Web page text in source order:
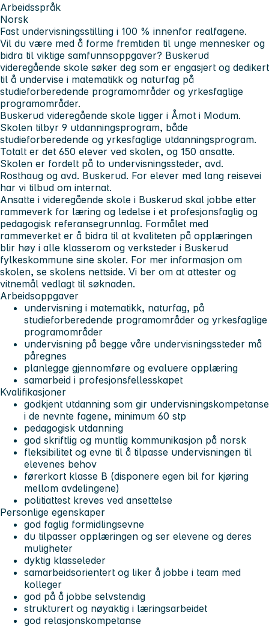
Arbeidsspråk
Norsk
Fast undervisningsstilling i 100 % innenfor realfagene.
Vil du være med å forme fremtiden til unge mennesker og
bidra til viktige samfunnsoppgaver? Buskerud
videregående skole søker deg som er engasjert og dedikert
til å undervise i matematikk og naturfag på
studieforberedende programområder og yrkesfaglige
programområder.
Buskerud videregående skole ligger i Åmot i Modum.
Skolen tilbyr 9 utdanningsprogram, både
studieforberedende og yrkesfaglige utdanningsprogram.
Totalt er det 650 elever ved skolen, og 150 ansatte.
Skolen er fordelt på to undervisningssteder, avd.
Rosthaug og avd. Buskerud. For elever med lang reisevei
har vi tilbud om internat.
Ansatte i videregående skole i Buskerud skal jobbe etter
rammeverk for læring og ledelse i et profesjonsfaglig og
pedagogisk referansegrunnlag. Formålet med
rammeverket er å bidra til at kvaliteten på opplæringen
blir høy i alle klasserom og verksteder i Buskerud
fylkeskommune sine skoler. For mer informasjon om
skolen, se skolens nettside. Vi ber om at attester og
vitnemål vedlagt til søknaden.
Arbeidsoppgaver
undervisning i matematikk, naturfag, på
studieforberedende programområder og yrkesfaglige
programområder
undervisning på begge våre undervisningssteder må
påregnes
planlegge gjennomføre og evaluere opplæring
samarbeid i profesjonsfellesskapet
Kvalifikasjoner
godkjent utdanning som gir undervisningskompetanse
i de nevnte fagene, minimum 60 stp
pedagogisk utdanning
god skriftlig og muntlig kommunikasjon på norsk
fleksibilitet og evne til å tilpasse undervisningen til
elevenes behov
førerkort klasse B (disponere egen bil for kjøring
mellom avdelingene)
politiattest kreves ved ansettelse
Personlige egenskaper
god faglig formidlingsevne
du tilpasser opplæringen og ser elevene og deres
muligheter
dyktig klasseleder
samarbeidsorientert og liker å jobbe i team med
kolleger
god på å jobbe selvstendig
strukturert og nøyaktig i læringsarbeidet
god relasjonskompetanse